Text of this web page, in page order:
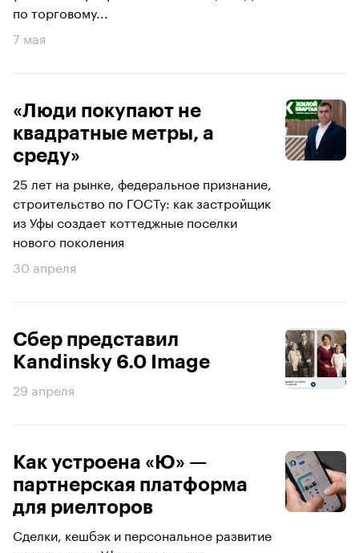
по торговому...
7 мая
«Люди покупают не
квадратные метры, а
среду»
25 лет на рынке, федеральное признание,
строительство по ГОСТу: как застройщик
из Уфы создает коттеджные поселки
нового поколения
30 апреля
Сбер представил
Kandinsky 6.0 Image
29 апреля
Как устроена «Ю» —
партнерская платформа
для риелторов
Сделки, кешбэк и персональное развитие